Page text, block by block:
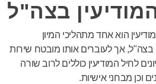
בצה"ל
הוא אחד מתהליכי המיון
בצה"ל, אך לעוברים אותו מובטח שירות
לחיל המודיעין כוללים לרוב שורה
וכן מבחני אישיות.